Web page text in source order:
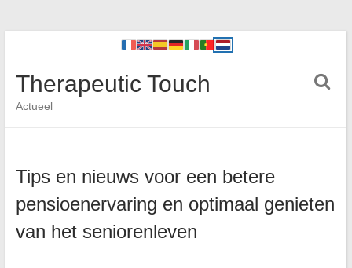
Therapeutic Touch
Actueel
Tips en nieuws voor een betere
pensioenervaring en optimaal genieten
van het seniorenleven